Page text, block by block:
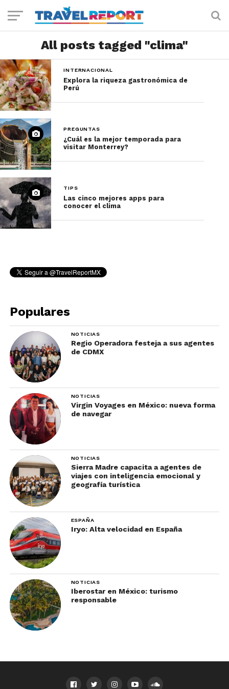
All posts tagged "clima"
INTERNACIONAL
Explora la riqueza gastronómica de
Perú
PREGUNTAS
¿Cuál es la mejor temporada para
visitar Monterrey?
TIPS
Las cinco mejores apps para
conocer el clima
Populares
NOTICIAS
Regio Operadora festeja a sus agentes
de CDMX
NOTICIAS
Virgin Voyages en México: nueva forma
de navegar
NOTICIAS
Sierra Madre capacita a agentes de
viajes con inteligencia emocional y
geografía turística
ESPAÑA
Iryo: Alta velocidad en España
NOTICIAS
Iberostar en México: turismo
responsable